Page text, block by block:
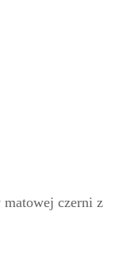
matowej czerni z